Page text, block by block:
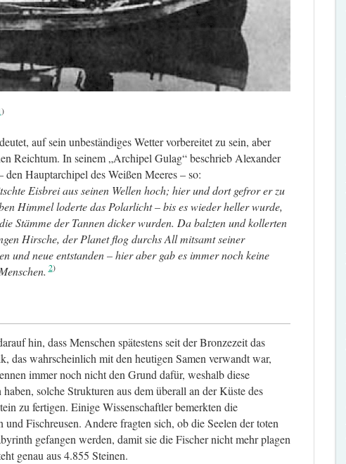
auf sein unbeständiges Wetter vorbereitet zu sein, aber
Reichtum. In seinem „Archipel Gulag“ beschrieb Alexander
Hauptarchipel des Weißen Meeres – so:
Eisbrei aus seinen Wellen hoch; hier und dort gefror er zu
Himmel loderte das Polarlicht – bis es wieder heller wurde,
Stämme der Tannen dicker wurden. Da balzten und kollerten
Hirsche, der Planet flog durchs All mitsamt seiner
und neue entstanden – hier aber gab es immer noch keine
2
hin, dass Menschen spätestens seit der Bronzezeit das
das wahrscheinlich mit den heutigen Samen verwandt war,
immer noch nicht den Grund dafür, weshalb diese
solche Strukturen aus dem überall an der Küste des
zu fertigen. Einige Wissenschaftler bemerkten die
Fischreusen. Andere fragten sich, ob die Seelen der toten
gefangen werden, damit sie die Fischer nicht mehr plagen
genau aus 4.855 Steinen.